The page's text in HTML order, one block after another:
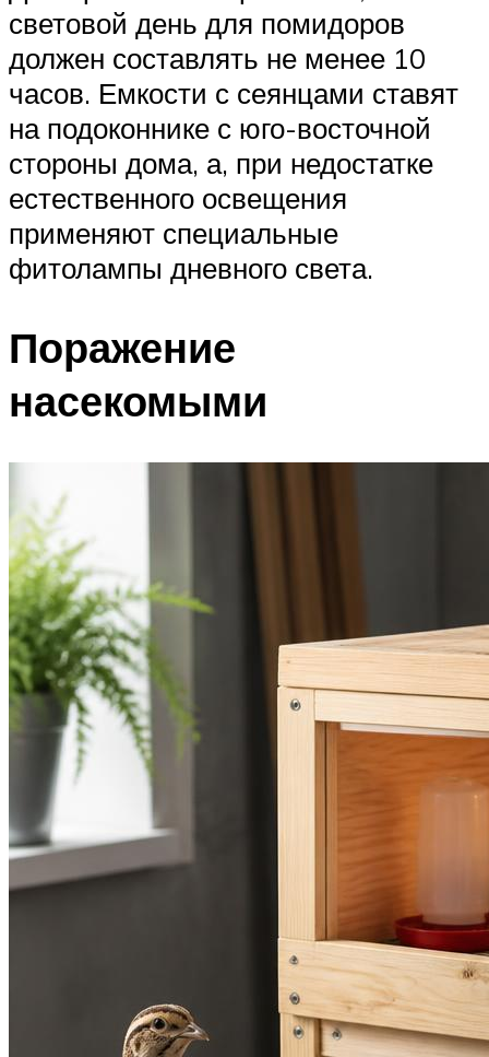
световой день для помидоров
должен составлять не менее 10
часов. Емкости с сеянцами ставят
на подоконнике с юго-восточной
стороны дома, а, при недостатке
естественного освещения
применяют специальные
фитолампы дневного света.
Поражение
насекомыми